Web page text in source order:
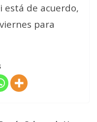
está de acuerdo,
para